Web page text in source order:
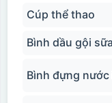
Cúp thể thao
Bình dầu gội
Bình đựng nước